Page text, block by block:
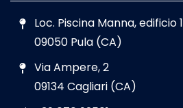
Loc. Piscina Manna, edificio 1
09050 Pula (CA)
Via Ampere, 2
09134 Cagliari (CA)